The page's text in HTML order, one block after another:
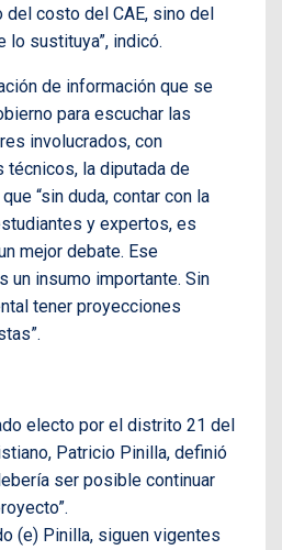
del costo del CAE, sino del
sustituya”, indicó.
de información que se
para escuchar las
involucrados, con
la diputada de
“sin duda, contar con la
y expertos, es
mejor debate. Ese
un insumo importante. Sin
tener proyecciones
electo por el distrito 21 del
Patricio Pinilla, definió
ser posible continuar
(e) Pinilla, siguen vigentes